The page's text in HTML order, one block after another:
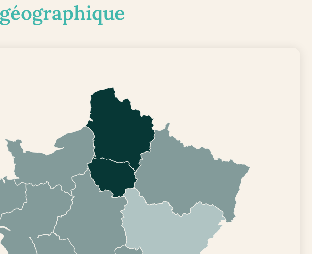
géographique